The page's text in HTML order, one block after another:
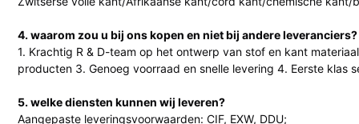
4. waarom zou u bij ons kopen en niet bij andere leveranciers?
1. Krachtig R & D-team op het ontwerp van stof en kant
producten 3. Genoeg voorraad en snelle levering 4. Eerste klas
5. welke diensten kunnen wij leveren?
Aangepaste leveringsvoorwaarden: CIF, EXW, DDU;